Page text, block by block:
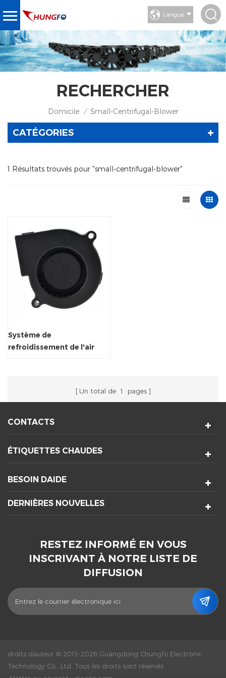
Langue
RECHERCHER
Domicile / Small-Centrifugal-Blower
CATÉGORIES
1 Résultats trouvés pour "small-centrifugal-blower"
Système de
refroidissement de l'air
Un total de 1 pages
CONTACTS
ÉTIQUETTES CHAUDES
BESOIN DAIDE
DERNIÈRES NOUVELLES
RESTEZ INFORMÉ EN VOUS
INSCRIVANT À NOTRE LISTE DE
DIFFUSION
droits dauteur © 2013-2026 Guangdong Chungfo Electronic
Technology Co., Ltd. Tous les droits sont réservés.